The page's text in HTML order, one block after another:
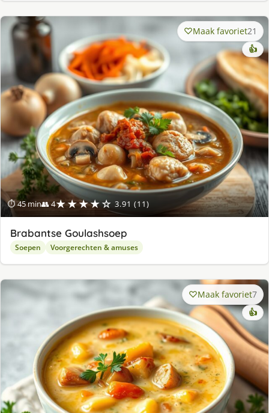
⏱ 45 min👥 4★★★★☆ 3.91 (11)
Maak favoriet21
👍
Brabantse Goulashsoep
Soepen Voorgerechten & amuses
Maak favoriet7
👍